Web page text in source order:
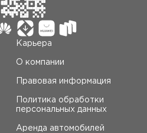
Карьера
О компании
Правовая информация
Политика обработки
персональных данных
Аренда автомобилей